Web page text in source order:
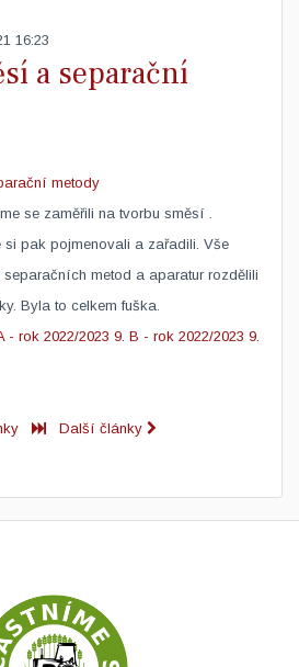
16:23
a separační
se zaměřili na tvorbu směsí ​.
si pak pojmenovali a zařadili. Vše
metod a aparatur rozdělili
Byla to celkem fuška.
- rok 2022/2023 9. B - rok 2022/2023 9.
Další články